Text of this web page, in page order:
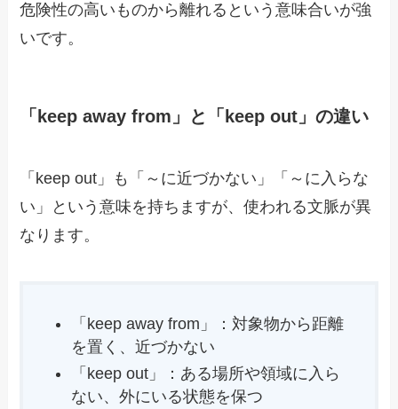
危険性の高いものから離れるという意味合いが強
いです。
「keep away from」と「keep out」の違い
「keep out」も「～に近づかない」「～に入らな
い」という意味を持ちますが、使われる文脈が異
なります。
「keep away from」：対象物から距離
を置く、近づかない
「keep out」：ある場所や領域に入ら
ない、外にいる状態を保つ